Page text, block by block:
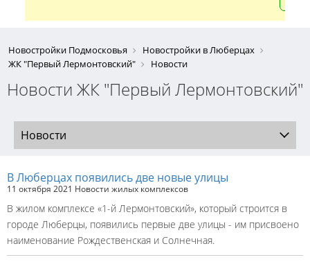
Новостройки Подмосковья
Новостройки в Люберцах
ЖК "Первый Лермонтовский"
Новости
Новости ЖК "Первый Лермонтовский"
Новости
В Люберцах появились две новые улицы
11 октября 2021 Новости жилых комплексов
В жилом комплексе «1-й Лермонтовский», который строится в
городе Люберцы, появились первые две улицы - им присвоено
наименование Рождественская и Солнечная.